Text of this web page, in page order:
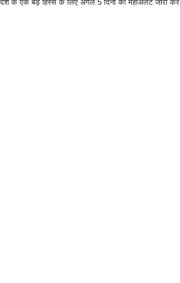
के एक बड़े हिस्से के लिए अगले 5 दिनों का महाअलर्ट जारी कर